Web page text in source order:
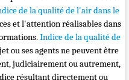
de la qualité de l'air dans le
et l'attention réalisables dans
Indice de la qualité de
ou ses agents ne peuvent être
judiciairement ou autrement,
résultant directement ou